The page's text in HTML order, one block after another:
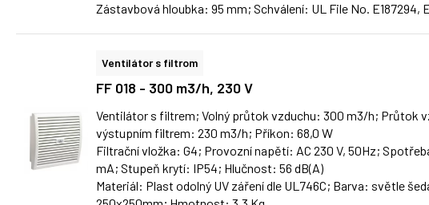
Zástavbová hloubka: 95 mm; Schválení: UL File No. E187294,
Ventilátor s filtrom
FF 018 - 300 m3/h, 230 V
Ventilátor s filtrem; Volný průtok vzduchu: 300 m3/h; Průtok
výstupním filtrem: 230 m3/h; Příkon: 68,0 W
Filtrační vložka: G4; Provozní napětí: AC 230 V, 50Hz;
mA; Stupeň krytí: IP54; Hlučnost: 56 dB(A)
Materiál: Plast odolný UV záření dle UL746C; Barva: světle